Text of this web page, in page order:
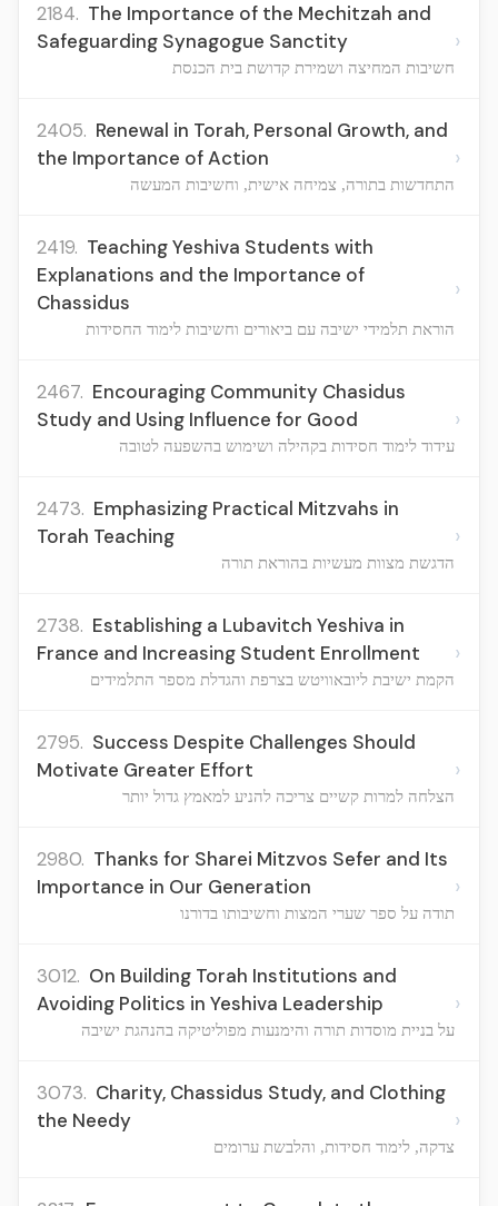
2184. The Importance of the Mechitzah and
Safeguarding Synagogue Sanctity
חשיבות המחיצה ושמירת קדושת בית הכנסת
›
2405. Renewal in Torah, Personal Growth, and
the Importance of Action
התחדשות בתורה, צמיחה אישית, וחשיבות המעשה
›
2419. Teaching Yeshiva Students with
Explanations and the Importance of
Chassidus
הוראת תלמידי ישיבה עם ביאורים וחשיבות לימוד החסידות
›
2467. Encouraging Community Chasidus
Study and Using Influence for Good
עידוד לימוד חסידות בקהילה ושימוש בהשפעה לטובה
›
2473. Emphasizing Practical Mitzvahs in
Torah Teaching
הדגשת מצוות מעשיות בהוראת תורה
›
2738. Establishing a Lubavitch Yeshiva in
France and Increasing Student Enrollment
הקמת ישיבת ליובאוויטש בצרפת והגדלת מספר התלמידים
›
2795. Success Despite Challenges Should
Motivate Greater Effort
הצלחה למרות קשיים צריכה להניע למאמץ גדול יותר
›
2980. Thanks for Sharei Mitzvos Sefer and Its
Importance in Our Generation
תודה על ספר שערי המצות וחשיבותו בדורנו
›
3012. On Building Torah Institutions and
Avoiding Politics in Yeshiva Leadership
על בניית מוסדות תורה והימנעות מפוליטיקה בהנהגת ישיבה
›
3073. Charity, Chassidus Study, and Clothing
the Needy
צדקה, לימוד חסידות, והלבשת ערומים
›